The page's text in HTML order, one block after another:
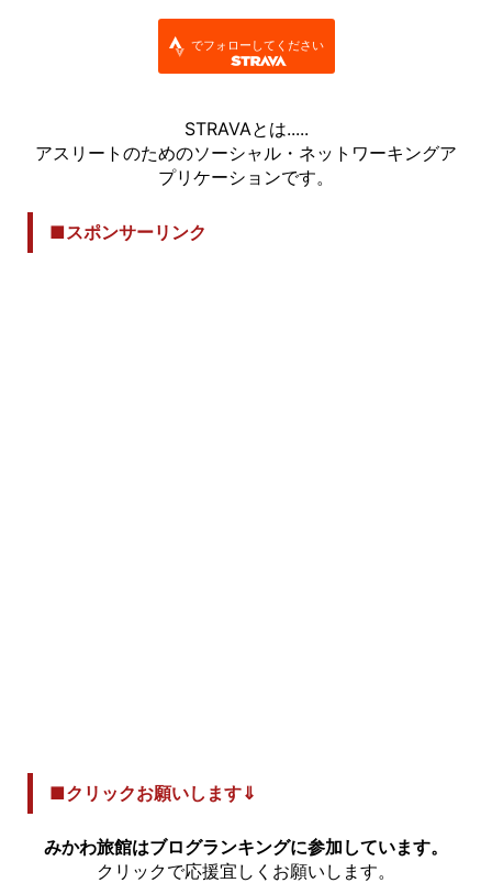
でフォローしてください
STRAVAとは.....
アスリートのためのソーシャル・ネットワーキングア
プリケーションです。
■スポンサーリンク
■クリックお願いします⇓
みかわ旅館はブログランキングに参加しています。
クリックで応援宜しくお願いします。